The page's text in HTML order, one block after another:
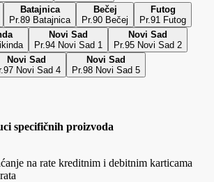
Batajnica
Pr.89 Batajnica
Bečej
Pr.90 Bečej
Futog
Pr.91 Futog
Novi Sad
Pr.94 Novi Sad 1
Novi Sad
Pr.95 Novi Sad 2
Novi Sad
Novi Sad 4
Novi Sad
Pr.98 Novi Sad 5
specifičnih proizvoda
na rate kreditnim i debitnim karticama